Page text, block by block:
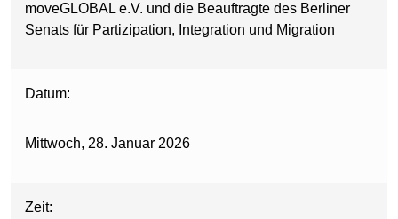
moveGLOBAL e.V. und die Beauftragte des Berliner
Senats für Partizipation, Integration und Migration
Datum:
Mittwoch, 28. Januar 2026
Zeit: